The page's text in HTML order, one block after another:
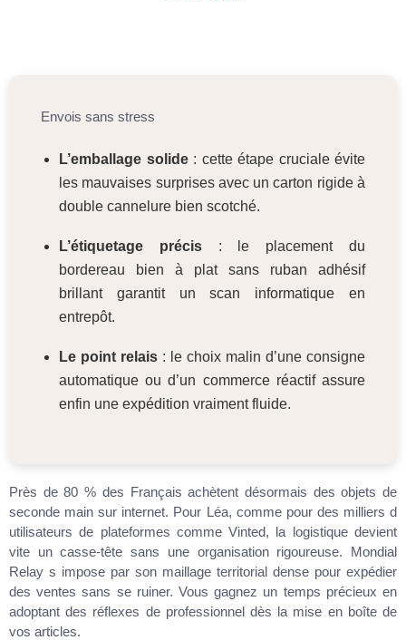
Envois sans stress
L’emballage solide: cette étape cruciale évite
les mauvaises surprises avec un carton rigide à
double cannelure bien scotché.
L’étiquetage précis: le placement du
bordereau bien à plat sans ruban adhésif
brillant garantit un scan informatique en
entrepôt.
Le point relais : le choix malin d’une consigne
automatique ou d’un commerce réactif assure
enfin une expédition vraiment fluide.
Près de 80 % des Français achètent désormais des objets de
seconde main sur internet. Pour Léa, comme pour des milliers d
utilisateurs de plateformes comme Vinted, la logistique devient
vite un casse-tête sans une organisation rigoureuse. Mondial
Relay s impose par son maillage territorial dense pour expédier
des ventes sans se ruiner. Vous gagnez un temps précieux en
adoptant des réflexes de professionnel dès la mise en boîte de
vos articles.